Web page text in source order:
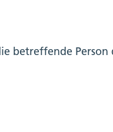
betreffende